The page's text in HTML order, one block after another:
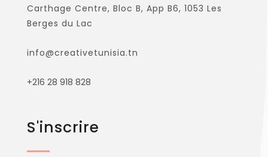
Carthage Centre, Bloc B, App B6, 1053 Les
Berges du Lac
info@creativetunisia.tn
+216 28 918 828
S'inscrire